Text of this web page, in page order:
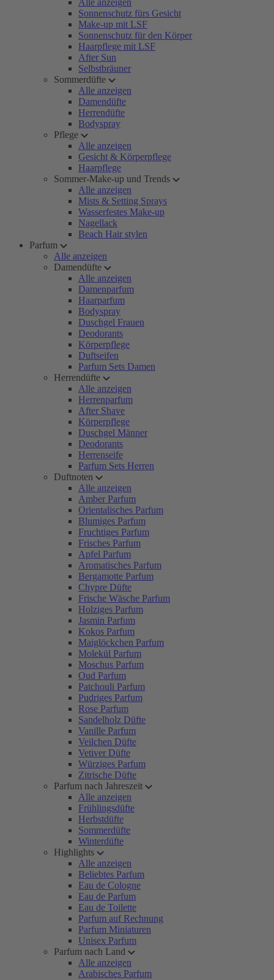
Alle anzeigen
Sonnenschutz fürs Gesicht
Make-up mit LSF
Sonnenschutz für den Körper
Haarpflege mit LSF
After Sun
Selbstbräuner
Sommerdüfte
Alle anzeigen
Damendüfte
Herrendüfte
Bodyspray
Pflege
Alle anzeigen
Gesicht & Körperpflege
Haarpflege
Sommer-Make-up und Trends
Alle anzeigen
Mists & Setting Sprays
Wasserfestes Make-up
Nagellack
Beach Hair stylen
Parfum
Alle anzeigen
Damendüfte
Alle anzeigen
Damenparfum
Haarparfum
Bodyspray
Duschgel Frauen
Deodorants
Körperpflege
Duftseifen
Parfum Sets Damen
Herrendüfte
Alle anzeigen
Herrenparfum
After Shave
Körperpflege
Duschgel Männer
Deodorants
Herrenseife
Parfum Sets Herren
Duftnoten
Alle anzeigen
Amber Parfum
Orientalisches Parfum
Blumiges Parfum
Fruchtiges Parfum
Frisches Parfum
Apfel Parfum
Aromatisches Parfum
Bergamotte Parfum
Chypre Düfte
Frische Wäsche Parfum
Holziges Parfum
Jasmin Parfum
Kokos Parfum
Maiglöckchen Parfum
Molekül Parfum
Moschus Parfum
Oud Parfum
Patchouli Parfum
Pudriges Parfum
Rose Parfum
Sandelholz Düfte
Vanille Parfum
Veilchen Düfte
Vetiver Düfte
Würziges Parfum
Zitrische Düfte
Parfum nach Jahreszeit
Alle anzeigen
Frühlingsdüfte
Herbstdüfte
Sommerdüfte
Winterdüfte
Highlights
Alle anzeigen
Beliebtes Parfum
Eau de Cologne
Eau de Parfum
Eau de Toilette
Parfum auf Rechnung
Parfum Miniaturen
Unisex Parfum
Parfum nach Land
Alle anzeigen
Arabisches Parfum